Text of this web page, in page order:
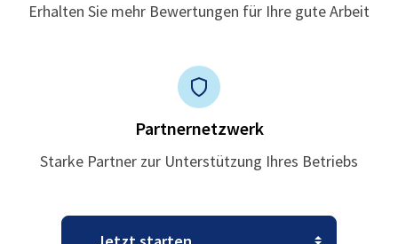
Erhalten Sie mehr Bewertungen für Ihre gute Arbeit
Partnernetzwerk
Starke Partner zur Unterstützung Ihres Betriebs